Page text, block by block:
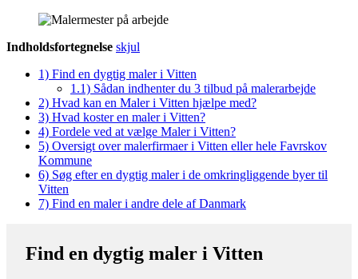
Indholdsfortegnelse skjul
1) Find en dygtig maler i Vitten
1.1) Sådan indhenter du 3 tilbud på malerarbejde
2) Hvad kan en Maler i Vitten hjælpe med?
3) Hvad koster en maler i Vitten?
4) Fordele ved at vælge Maler i Vitten?
5) Oversigt over malerfirmaer i Vitten eller hele Favrskov
Kommune
6) Søg efter en dygtig maler i de omkringliggende byer til
Vitten
7) Find en maler i andre dele af Danmark
Find en dygtig maler i Vitten